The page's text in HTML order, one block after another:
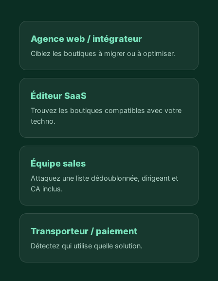
Agence web / intégrateur
Ciblez les boutiques à migrer ou à optimiser.
Éditeur SaaS
Trouvez les boutiques compatibles avec votre
techno.
Équipe sales
Attaquez une liste dédoublonnée, dirigeant et
CA inclus.
Transporteur / paiement
Détectez qui utilise quelle solution.